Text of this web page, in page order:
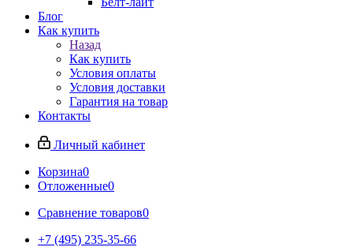
Блог
Как купить
Назад
Как купить
Условия оплаты
Условия доставки
Гарантия на товар
Контакты
Личный кабинет
Корзина0
Отложенные0
Сравнение товаров0
+7 (495) 235-35-66